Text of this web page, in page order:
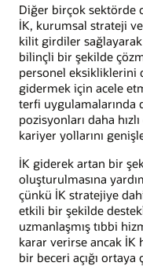
Diğer birçok sektörde
İK, kurumsal strateji
kilit girdiler sağlayarak
bilinçli bir şekilde
personel eksikliklerini
gidermek için acele
terfi uygulamalarında
pozisyonları daha
kariyer yollarını
İK giderek artan bir
oluşturulmasına
çünkü İK stratejiye
etkili bir şekilde
uzmanlaşmış tıbbi
karar verirse ancak İK
bir beceri açığı ortaya